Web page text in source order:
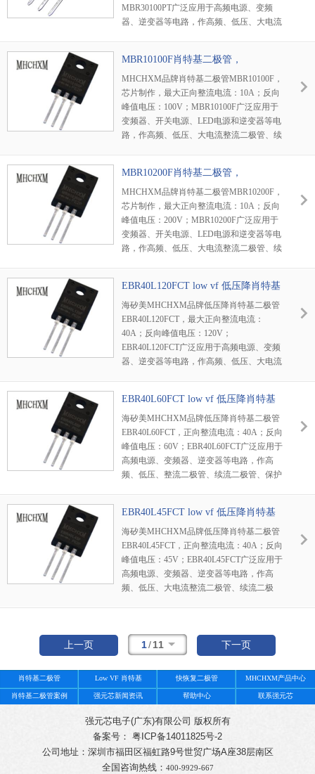
MBR30100PT广泛应用于高频电源、变频
器、逆变器等电路，作高频、低压、大电流
MBR10100F肖特基二极管，
MHCHXM品牌
MHCHXM品牌肖特基二极管MBR10100F，
芯片制作，最大正向整流电流：10A；反向
峰值电压：100V；MBR10100F广泛应用于
变频器、开关电源、LED电源和逆变器等电
路，作高频、低压、大电流整流二极管、续
MBR10200F肖特基二极管，
MHCHXM品牌
MHCHXM品牌肖特基二极管MBR10200F，
芯片制作，最大正向整流电流：10A；反向
峰值电压：200V；MBR10200F广泛应用于
变频器、开关电源、LED电源和逆变器等电
路，作高频、低压、大电流整流二极管、续
EBR40L120FCT low vf 低压降肖特基
海矽美MHCHXM品牌低压降肖特基二极管
EBR40L120FCT，最大正向整流电流：
40A；反向峰值电压：120V；
EBR40L120FCT广泛应用于高频电源、变频
器、逆变器等电路，作高频、低压、大电流
小信号检波二极管使用。
EBR40L60FCT low vf 低压降肖特基
海矽美MHCHXM品牌低压降肖特基二极管
EBR40L60FCT，正向整流电流：40A；反向
峰值电压：60V；EBR40L60FCT广泛应用于
高频电源、变频器、逆变器等电路，作高
频、低压、整流二极管、续流二极管、保护
EBR40L45FCT low vf 低压降肖特基
海矽美MHCHXM品牌低压降肖特基二极管
EBR40L45FCT，正向整流电流：40A；反向
峰值电压：45V；EBR40L45FCT广泛应用于
高频电源、变频器、逆变器等电路，作高
频、低压、大电流整流二极管、续流二极
上一页 1/11 下一页
肖特基二极管 Low VF 肖特基 快恢复二极管 MHCHXM产品中心
肖特基二极管案例 强元芯新闻资讯 帮助中心 联系强元芯
强元芯电子(广东)有限公司 版权所有
备案号： 粤ICP备14011825号-2
公司地址：深圳市福田区福虹路9号世贸广场A座38层南区
全国咨询热线： 400-9929-667